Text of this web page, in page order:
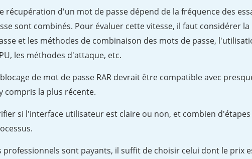
récupération d'un mot de passe dépend de la fréquence des
sont combinés. Pour évaluer cette vitesse, il faut considérer la
et les méthodes de combinaison des mots de passe,
les méthodes d'attaque, etc.
de mot de passe RAR devrait être compatible avec
compris la plus récente.
si l'interface utilisateur est claire ou non, et combien d'étapes
professionnels sont payants, il suffit de choisir celui dont le prix